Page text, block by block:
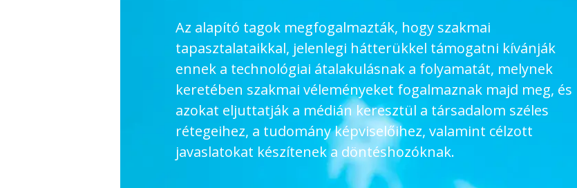
Az alapító tagok megfogalmazták, hogy szakmai
tapasztalataikkal, jelenlegi hátterükkel támogatni kívánják
ennek a technológiai átalakulásnak a folyamatát, melynek
keretében szakmai véleményeket fogalmaznak majd meg, és
azokat eljuttatják a médián keresztül a társadalom széles
rétegeihez, a tudomány képviselőihez, valamint célzott
javaslatokat készítenek a döntéshozóknak.